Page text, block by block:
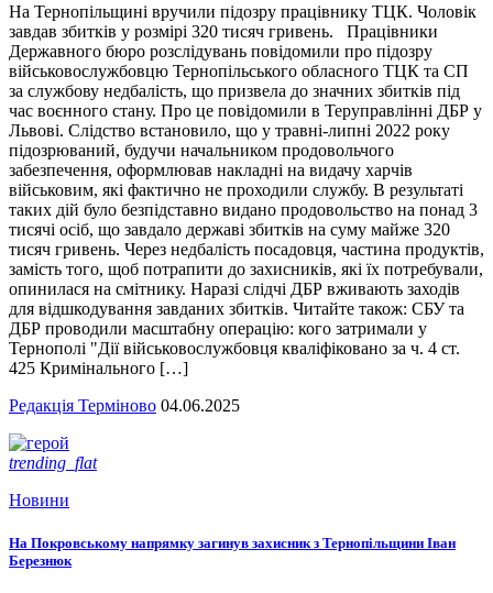
На Тернопільщині вручили підозру працівнику ТЦК. Чоловік
завдав збитків у розмірі 320 тисяч гривень. Працівники
Державного бюро розслідувань повідомили про підозру
військовослужбовцю Тернопільського обласного ТЦК та СП
за службову недбалість, що призвела до значних збитків під
час воєнного стану. Про це повідомили в Теруправлінні ДБР у
Львові. Слідство встановило, що у травні-липні 2022 року
підозрюваний, будучи начальником продовольчого
забезпечення, оформлював накладні на видачу харчів
військовим, які фактично не проходили службу. В результаті
таких дій було безпідставно видано продовольство на понад 3
тисячі осіб, що завдало державі збитків на суму майже 320
тисяч гривень. Через недбалість посадовця, частина продуктів,
замість того, щоб потрапити до захисників, які їх потребували,
опинилася на смітнику. Наразі слідчі ДБР вживають заходів
для відшкодування завданих збитків. Читайте також: СБУ та
ДБР проводили масштабну операцію: кого затримали у
Тернополі "Дії військовослужбовця кваліфіковано за ч. 4 ст.
425 Кримінального […]
Редакція Терміново 04.06.2025
trending_flat
Новини
На Покровському напрямку загинув захисник з Тернопільщини Іван
Березнюк